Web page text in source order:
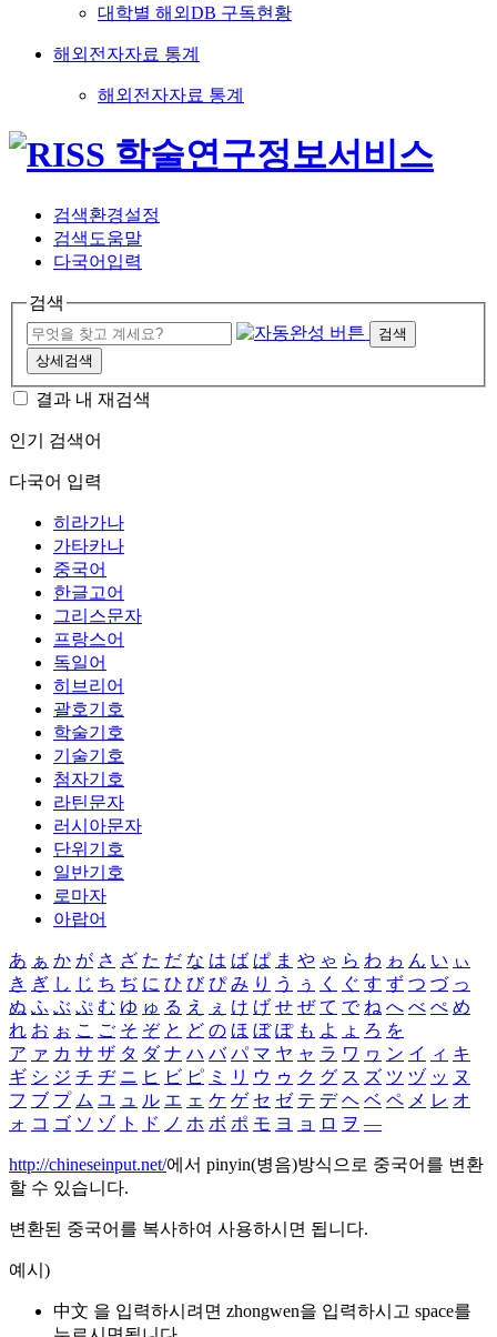
대학별 해외DB 구독현황
해외전자자료 통계
해외전자자료 통계
검색환경설정
검색도움말
다국어입력
검색
검색
상세검색
결과 내 재검색
인기 검색어
다국어 입력
히라가나
가타카나
중국어
한글고어
그리스문자
프랑스어
독일어
히브리어
괄호기호
학술기호
기술기호
첨자기호
라틴문자
러시아문자
단위기호
일반기호
로마자
아랍어
あ ぁ か が さ ざ た だ な は ば ぱ ま や ゃ ら わ ゎ ん い ぃ
き ぎ し じ ち ぢ に ひ び ぴ み り う ぅ く ぐ す ず つ づ っ
ぬ ふ ぶ ぷ む ゆ ゅ る え ぇ け げ せ ぜ て で ね へ べ ぺ め
れ お ぉ こ ご そ ぞ と ど の ほ ぼ ぽ も よ ょ ろ を
ア ァ カ サ ザ タ ダ ナ ハ バ パ マ ヤ ャ ラ ワ ヮ ン イ ィ キ
ギ シ ジ チ ヂ ニ ヒ ビ ピ ミ リ ウ ゥ ク グ ス ズ ツ ヅ ッ ヌ
フ ブ プ ム ユ ュ ル エ ェ ケ ゲ セ ゼ テ デ ヘ ベ ペ メ レ オ
ォ コ ゴ ソ ゾ ト ド ノ ホ ボ ポ モ ヨ ョ ロ ヲ ―
http://chineseinput.net/에서 pinyin(병음)방식으로 중국어를 변환
할 수 있습니다.
변환된 중국어를 복사하여 사용하시면 됩니다.
예시)
中文 을 입력하시려면 zhongwen을 입력하시고 space를